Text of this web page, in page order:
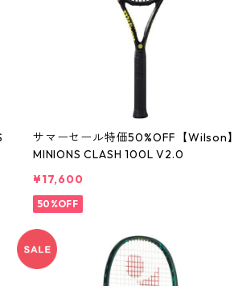
サマーセール特価50%OFF【Wilson】
MINIONS CLASH 100L V2.0
¥17,600
50%OFF